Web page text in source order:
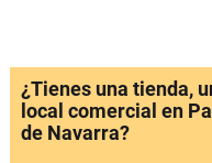
¿Tienes una tienda,
local comercial en
de Navarra?